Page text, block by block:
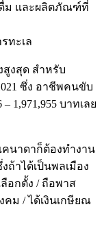
ดื่ม และผลิตภัณฑ์ที่
ทะเล
งสุด สำหรับ
ซึ่ง อาชีพคนขับ
1,971,955 บาทเลย
คนาดาก็ต้องทำงาน
ถ้าได้เป็นพลเมือง
อกตั้ง / ถือพาส
ม / ได้เงินเกษียณ